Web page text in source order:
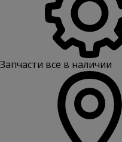
Запчасти все в наличии